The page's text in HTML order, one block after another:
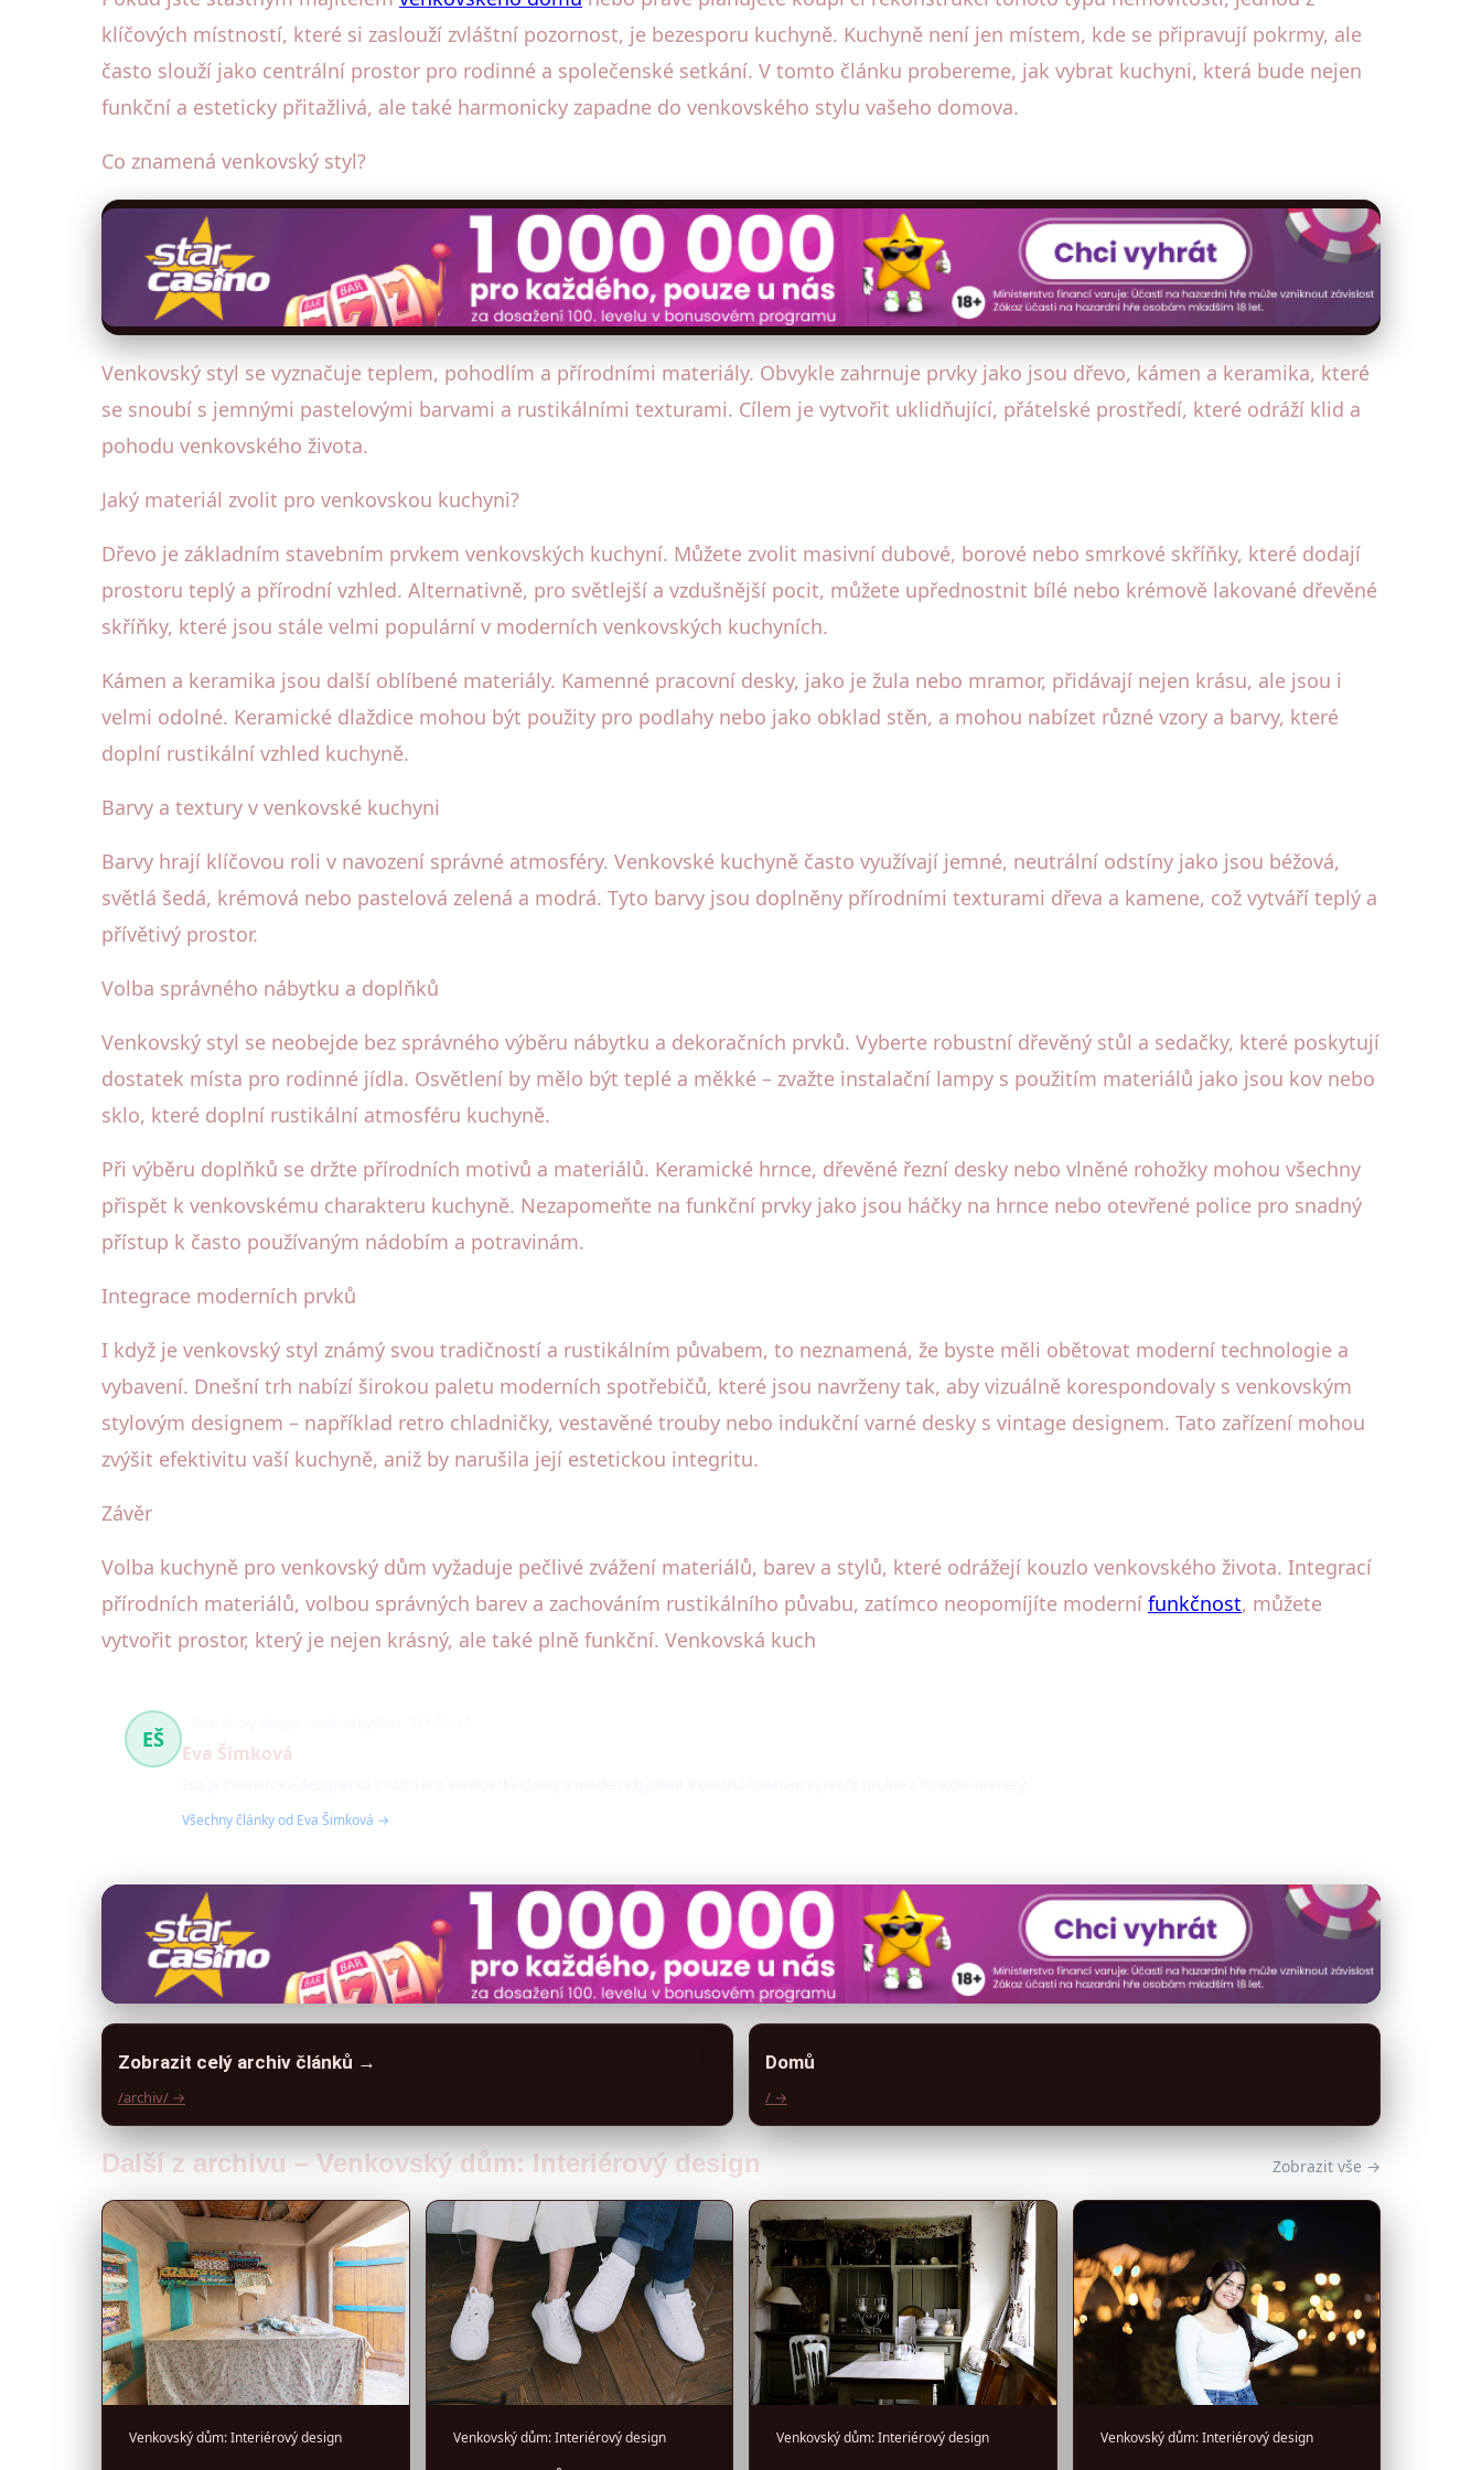
klíčových místností, které si zaslouží zvláštní pozornost, je bezesporu kuchyně. Kuchyně není jen místem, kde se připravují pokrmy, ale
často slouží jako centrální prostor pro rodinné a společenské setkání. V tomto článku probereme, jak vybrat kuchyni, která bude nejen
funkční a esteticky přitažlivá, ale také harmonicky zapadne do venkovského stylu vašeho domova.
Co znamená venkovský styl?
Venkovský styl se vyznačuje teplem, pohodlím a přírodními materiály. Obvykle zahrnuje prvky jako jsou dřevo, kámen a keramika, které
se snoubí s jemnými pastelovými barvami a rustikálními texturami. Cílem je vytvořit uklidňující, přátelské prostředí, které odráží klid a
pohodu venkovského života.
Jaký materiál zvolit pro venkovskou kuchyni?
Dřevo je základním stavebním prvkem venkovských kuchyní. Můžete zvolit masivní dubové, borové nebo smrkové skříňky, které dodají
prostoru teplý a přírodní vzhled. Alternativně, pro světlejší a vzdušnější pocit, můžete upřednostnit bílé nebo krémově lakované dřevěné
skříňky, které jsou stále velmi populární v moderních venkovských kuchyních.
Kámen a keramika jsou další oblíbené materiály. Kamenné pracovní desky, jako je žula nebo mramor, přidávají nejen krásu, ale jsou i
velmi odolné. Keramické dlaždice mohou být použity pro podlahy nebo jako obklad stěn, a mohou nabízet různé vzory a barvy, které
doplní rustikální vzhled kuchyně.
Barvy a textury v venkovské kuchyni
Barvy hrají klíčovou roli v navození správné atmosféry. Venkovské kuchyně často využívají jemné, neutrální odstíny jako jsou béžová,
světlá šedá, krémová nebo pastelová zelená a modrá. Tyto barvy jsou doplněny přírodními texturami dřeva a kamene, což vytváří teplý a
přívětivý prostor.
Volba správného nábytku a doplňků
Venkovský styl se neobejde bez správného výběru nábytku a dekoračních prvků. Vyberte robustní dřevěný stůl a sedačky, které poskytují
dostatek místa pro rodinné jídla. Osvětlení by mělo být teplé a měkké – zvažte instalační lampy s použitím materiálů jako jsou kov nebo
sklo, které doplní rustikální atmosféru kuchyně.
Při výběru doplňků se držte přírodních motivů a materiálů. Keramické hrnce, dřevěné řezní desky nebo vlněné rohožky mohou všechny
přispět k venkovskému charakteru kuchyně. Nezapomeňte na funkční prvky jako jsou háčky na hrnce nebo otevřené police pro snadný
přístup k často používaným nádobím a potravinám.
Integrace moderních prvků
I když je venkovský styl známý svou tradičností a rustikálním půvabem, to neznamená, že byste měli obětovat moderní technologie a
vybavení. Dnešní trh nabízí širokou paletu moderních spotřebičů, které jsou navrženy tak, aby vizuálně korespondovaly s venkovským
stylovým designem – například retro chladničky, vestavěné trouby nebo indukční varné desky s vintage designem. Tato zařízení mohou
zvýšit efektivitu vaší kuchyně, aniž by narušila její estetickou integritu.
Závěr
Volba kuchyně pro venkovský dům vyžaduje pečlivé zvážení materiálů, barev a stylů, které odrážejí kouzlo venkovského života. Integrací
přírodních materiálů, volbou správných barev a zachováním rustikálního půvabu, zatímco neopomíjíte moderní funkčnost, můžete
vytvořit prostor, který je nejen krásný, ale také plně funkční. Venkovská kuch
EŠ
Eva Šimková
Všechny články od Eva Šimková →
Zobrazit celý archiv článků →
/archiv/ →
Domů
/ →
Další z archivu – Venkovský dům: Interiérový design Zobrazit vše →
Venkovský dům: Interiérový design Venkovský dům: Interiérový design Venkovský dům: Interiérový design Venkovský dům: Interiérový design